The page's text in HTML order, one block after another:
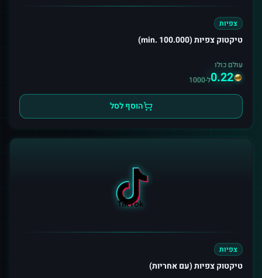
צפיות
טיקטוק צפיות (min. 100.000)
עולם כולו
0.22ל-1000
הוסף לסל
צפיות
טיקטוק צפיות (עם אחריות)